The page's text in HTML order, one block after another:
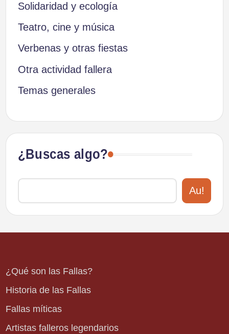
Solidaridad y ecología
Teatro, cine y música
Verbenas y otras fiestas
Otra actividad fallera
Temas generales
¿Buscas algo?
Au!
¿Qué son las Fallas?
Historia de las Fallas
Fallas míticas
Artistas falleros legendarios